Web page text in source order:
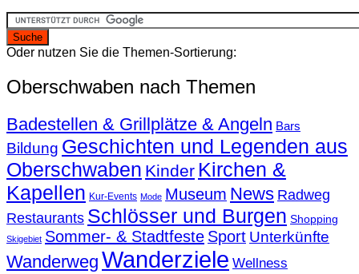
Oder nutzen Sie die Themen-Sortierung:
Oberschwaben nach Themen
Badestellen & Grillplätze & Angeln Bars
Bildung Geschichten und Legenden aus
Oberschwaben Kinder Kirchen &
Kapellen Kur-Events Mode Museum News Radweg
Restaurants Schlösser und Burgen Shopping
Skigebiet Sommer- & Stadtfeste Sport Unterkünfte
Wanderweg Wanderziele Wellness